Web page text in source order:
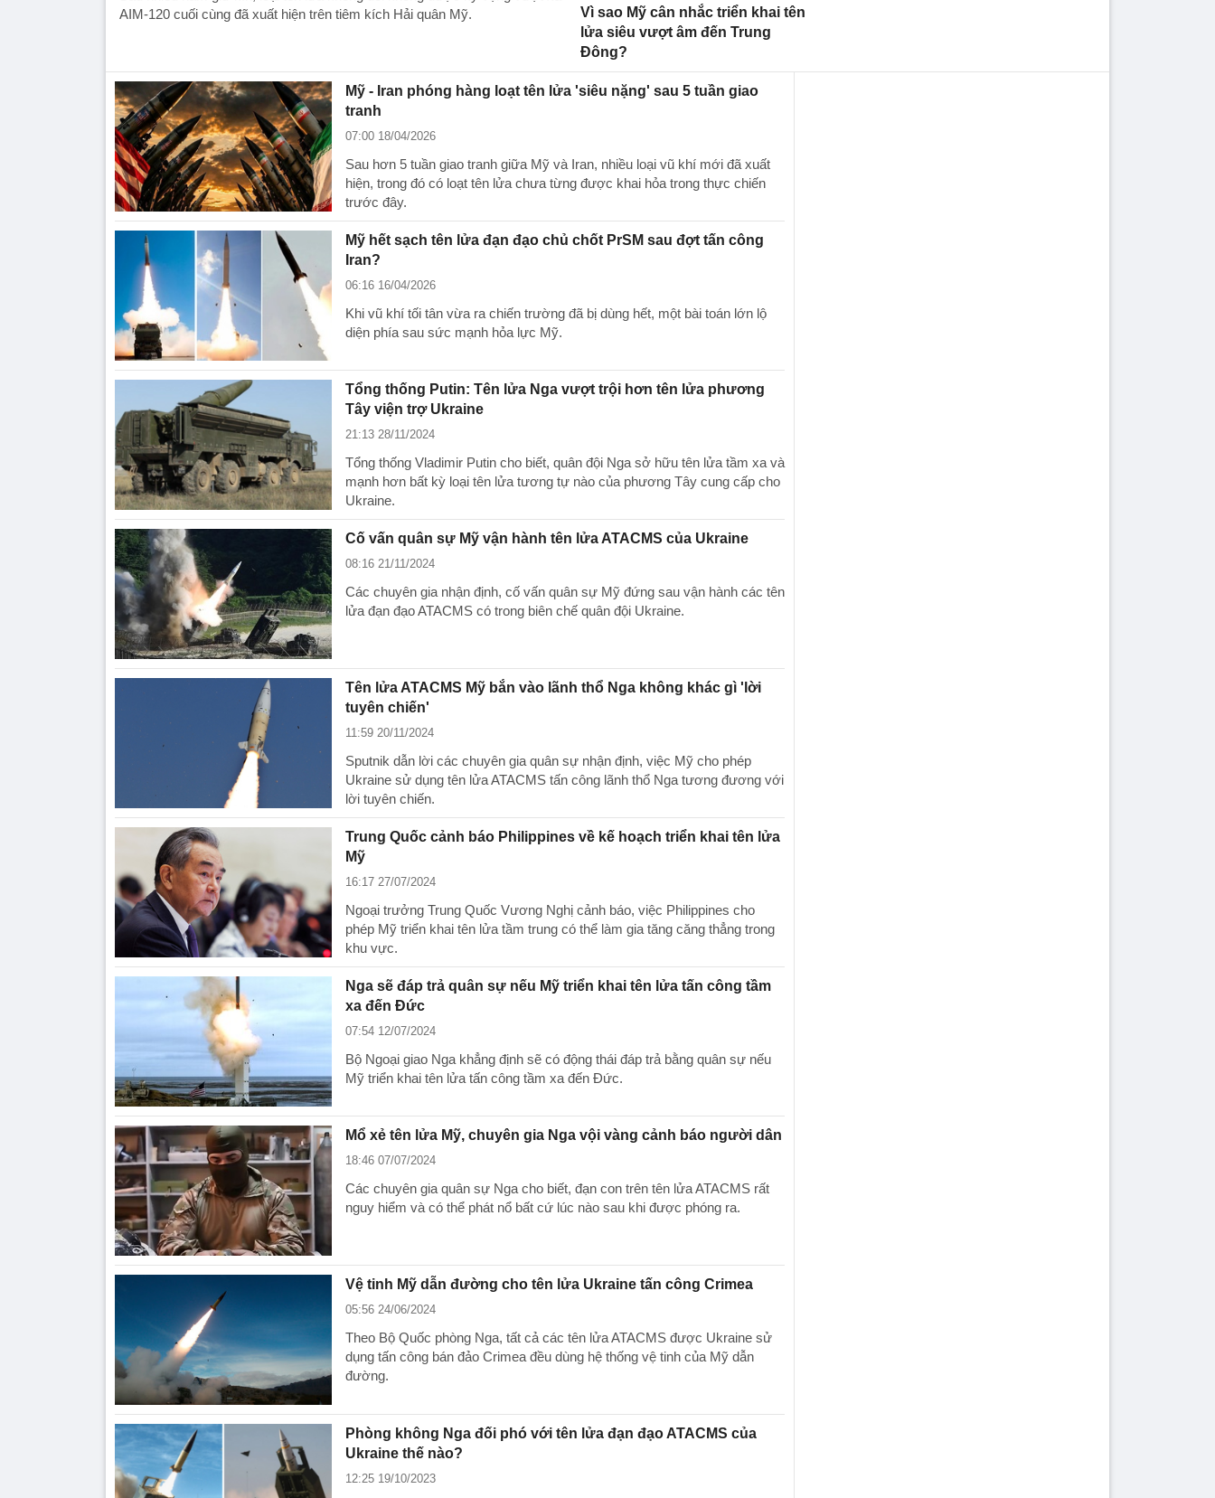
AIM-120 cuối cùng đã xuất hiện trên tiêm kích Hải quân Mỹ.
Vì sao Mỹ cân nhắc triển khai tên
lửa siêu vượt âm đến Trung
Đông?
Mỹ - Iran phóng hàng loạt tên lửa 'siêu nặng' sau 5 tuần giao
tranh
07:00 18/04/2026
Sau hơn 5 tuần giao tranh giữa Mỹ và Iran, nhiều loại vũ khí mới đã xuất
hiện, trong đó có loạt tên lửa chưa từng được khai hỏa trong thực chiến
trước đây.
Mỹ hết sạch tên lửa đạn đạo chủ chốt PrSM sau đợt tấn công
Iran?
06:16 16/04/2026
Khi vũ khí tối tân vừa ra chiến trường đã bị dùng hết, một bài toán lớn lộ
diện phía sau sức mạnh hỏa lực Mỹ.
Tổng thống Putin: Tên lửa Nga vượt trội hơn tên lửa phương
Tây viện trợ Ukraine
21:13 28/11/2024
Tổng thống Vladimir Putin cho biết, quân đội Nga sở hữu tên lửa tầm xa và
mạnh hơn bất kỳ loại tên lửa tương tự nào của phương Tây cung cấp cho
Ukraine.
Cố vấn quân sự Mỹ vận hành tên lửa ATACMS của Ukraine
08:16 21/11/2024
Các chuyên gia nhận định, cố vấn quân sự Mỹ đứng sau vận hành các tên
lửa đạn đạo ATACMS có trong biên chế quân đội Ukraine.
Tên lửa ATACMS Mỹ bắn vào lãnh thổ Nga không khác gì 'lời
tuyên chiến'
11:59 20/11/2024
Sputnik dẫn lời các chuyên gia quân sự nhận định, việc Mỹ cho phép
Ukraine sử dụng tên lửa ATACMS tấn công lãnh thổ Nga tương đương với
lời tuyên chiến.
Trung Quốc cảnh báo Philippines về kế hoạch triển khai tên lửa
Mỹ
16:17 27/07/2024
Ngoại trưởng Trung Quốc Vương Nghị cảnh báo, việc Philippines cho
phép Mỹ triển khai tên lửa tầm trung có thể làm gia tăng căng thẳng trong
khu vực.
Nga sẽ đáp trả quân sự nếu Mỹ triển khai tên lửa tấn công tầm
xa đến Đức
07:54 12/07/2024
Bộ Ngoại giao Nga khẳng định sẽ có động thái đáp trả bằng quân sự nếu
Mỹ triển khai tên lửa tấn công tầm xa đến Đức.
Mổ xẻ tên lửa Mỹ, chuyên gia Nga vội vàng cảnh báo người dân
18:46 07/07/2024
Các chuyên gia quân sự Nga cho biết, đạn con trên tên lửa ATACMS rất
nguy hiểm và có thể phát nổ bất cứ lúc nào sau khi được phóng ra.
Vệ tinh Mỹ dẫn đường cho tên lửa Ukraine tấn công Crimea
05:56 24/06/2024
Theo Bộ Quốc phòng Nga, tất cả các tên lửa ATACMS được Ukraine sử
dụng tấn công bán đảo Crimea đều dùng hệ thống vệ tinh của Mỹ dẫn
đường.
Phòng không Nga đối phó với tên lửa đạn đạo ATACMS của
Ukraine thế nào?
12:25 19/10/2023